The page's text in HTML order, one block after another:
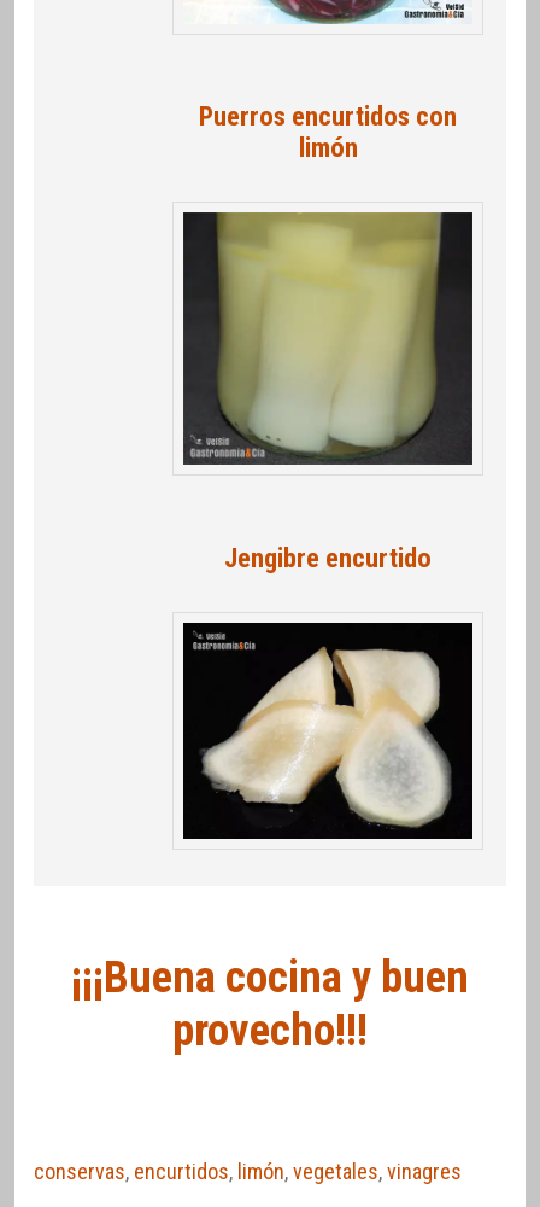
Puerros encurtidos con
limón
Jengibre encurtido
¡¡¡Buena cocina y buen
provecho!!!
conservas, encurtidos, limón,vegetales,vinagres